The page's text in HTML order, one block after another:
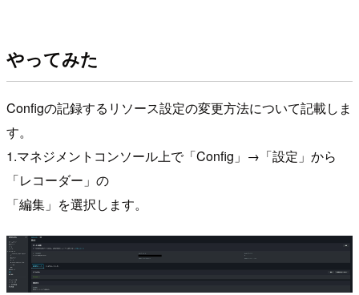
やってみた
Configの記録するリソース設定の変更方法について記載しま
す。
1.マネジメントコンソール上で「Config」→「設定」から
「レコーダー」の
「編集」を選択します。